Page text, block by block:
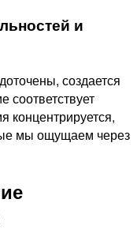
и
создается
соответствует
концентрируется,
мы ощущаем через